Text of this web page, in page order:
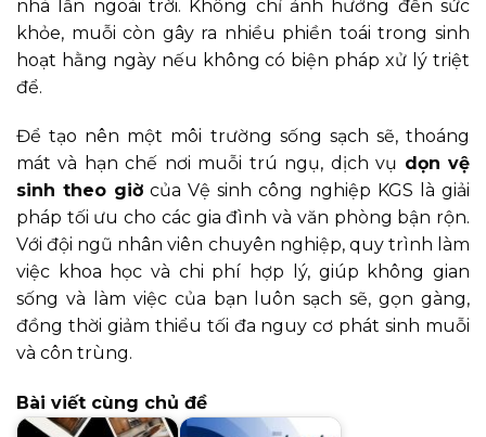
nhà lẫn ngoài trời. Không chỉ ảnh hưởng đến sức
khỏe, muỗi còn gây ra nhiều phiền toái trong sinh
hoạt hằng ngày nếu không có biện pháp xử lý triệt
để.
Để tạo nên một môi trường sống sạch sẽ, thoáng
mát và hạn chế nơi muỗi trú ngụ, dịch vụ dọn vệ
sinh theo giờ của Vệ sinh công nghiệp KGS là giải
pháp tối ưu cho các gia đình và văn phòng bận rộn.
Với đội ngũ nhân viên chuyên nghiệp, quy trình làm
việc khoa học và chi phí hợp lý, giúp không gian
sống và làm việc của bạn luôn sạch sẽ, gọn gàng,
đồng thời giảm thiểu tối đa nguy cơ phát sinh muỗi
và côn trùng.
Bài viết cùng chủ đề